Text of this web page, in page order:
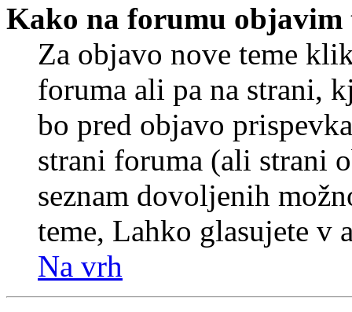
Kako na forumu objavim
Za objavo nove teme
foruma ali pa na strani,
bo pred objavo
strani foruma (ali strani
seznam dovoljenih
teme, Lahko glasujete v
Na vrh